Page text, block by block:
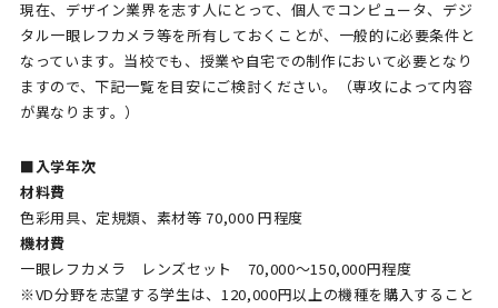
現在、デザイン業界を志す人にとって、個人でコンピュータ、デジ
タル一眼レフカメラ等を所有しておくことが、一般的に必要条件と
なっています。当校でも、授業や自宅での制作において必要となり
ますので、下記一覧を目安にご検討ください。（専攻によって内容
が異なります。）
■入学年次
材料費
色彩用具、定規類、素材等 70,000 円程度
機材費
一眼レフカメラ レンズセット 70,000〜150,000円程度
※VD分野を志望する学生は、120,000円以上の機種を購入すること